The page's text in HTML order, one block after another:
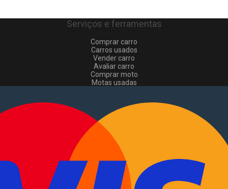
Serviços e ferramentas
Comprar carro
Carros usados
Vender carro
Avaliar carro
Comprar moto
Motas usadas
Comerciais usados
Vender comerciais
Informações
Como comprar e vender
Pacotes de anúncios
Verificar VIN e matrícula
Sitemap
Sobre Nós